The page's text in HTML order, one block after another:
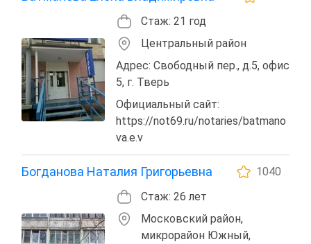
Стаж: 21 год
Центральный район
Адрес: Свободный пер., д.5, офис
5, г. Тверь
Официальный сайт:
https://not69.ru/notaries/batmano
va.e.v
Богданова Наталия Григорьевна
1040
Стаж: 26 лет
Московский район,
микрорайон Южный,